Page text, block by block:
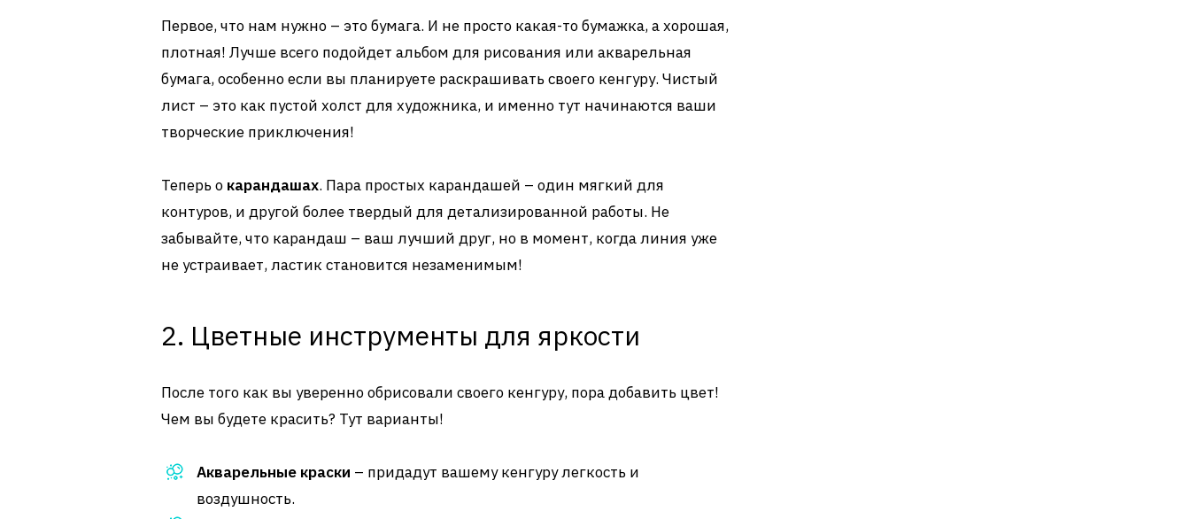
Первое, что нам нужно – это бумага. И не просто какая-то бумажка, а хорошая,
плотная! Лучше всего подойдет альбом для рисования или акварельная
бумага, особенно если вы планируете раскрашивать своего кенгуру. Чистый
лист – это как пустой холст для художника, и именно тут начинаются ваши
творческие приключения!
Теперь о карандашах. Пара простых карандашей – один мягкий для
контуров, и другой более твердый для детализированной работы. Не
забывайте, что карандаш – ваш лучший друг, но в момент, когда линия уже
не устраивает, ластик становится незаменимым!
2. Цветные инструменты для яркости
После того как вы уверенно обрисовали своего кенгуру, пора добавить цвет!
Чем вы будете красить? Тут варианты!
Акварельные краски – придадут вашему кенгуру легкость и
воздушность.